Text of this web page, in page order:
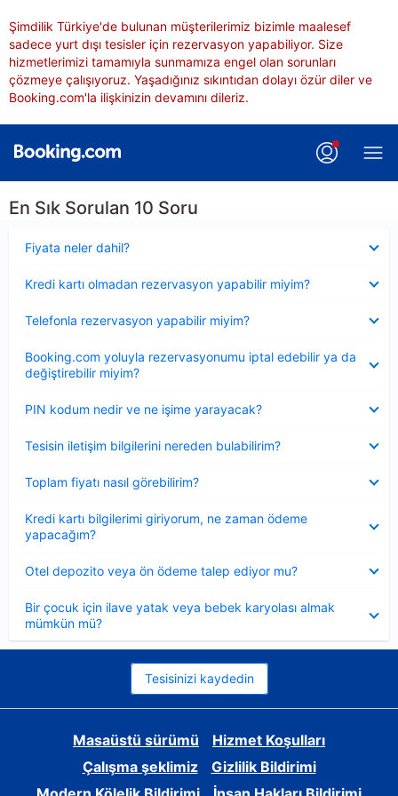
Şimdilik Türkiye'de bulunan müşterilerimiz bizimle maalesef
sadece yurt dışı tesisler için rezervasyon yapabiliyor. Size
hizmetlerimizi tamamıyla sunmamıza engel olan sorunları
çözmeye çalışıyoruz. Yaşadığınız sıkıntıdan dolayı özür diler ve
Booking.com'la ilişkinizin devamını dileriz.
En Sık Sorulan 10 Soru
Fiyata neler dahil?
Kredi kartı olmadan rezervasyon yapabilir miyim?
Telefonla rezervasyon yapabilir miyim?
Booking.com yoluyla rezervasyonumu iptal edebilir ya da
değiştirebilir miyim?
PIN kodum nedir ve ne işime yarayacak?
Tesisin iletişim bilgilerini nereden bulabilirim?
Toplam fiyatı nasıl görebilirim?
Kredi kartı bilgilerimi giriyorum, ne zaman ödeme
yapacağım?
Otel depozito veya ön ödeme talep ediyor mu?
Bir çocuk için ilave yatak veya bebek karyolası almak
mümkün mü?
Tesisinizi kaydedin
Masaüstü sürümü
Hizmet Koşulları
Çalışma şeklimiz
Gizlilik Bildirimi